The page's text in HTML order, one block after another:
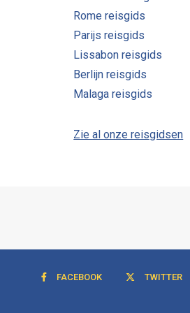
Rome reisgids
Parijs reisgids
Lissabon reisgids
Berlijn reisgids
Malaga reisgids
Zie al onze reisgidsen
FACEBOOK TWITTER